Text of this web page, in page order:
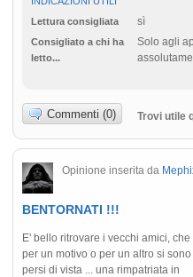
Lettura consigliata
sì
Consigliato a chi ha
letto...
Solo agli
Commenti (0) Trovi utile
Opinione inserita da
BENTORNATI !!!
E' bello ritrovare i vecchi amici, che
per un motivo o per un altro si sono
persi di vista ... una rimpatriata in